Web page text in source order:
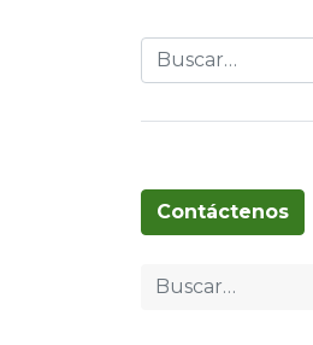
Contáctenos